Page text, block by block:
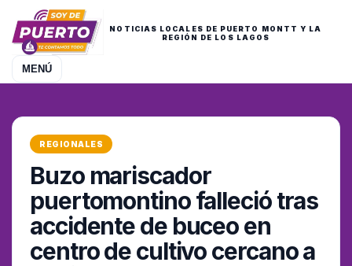
NOTICIAS LOCALES DE PUERTO MONTT Y LA
REGIÓN DE LOS LAGOS
MENÚ
REGIONALES
Buzo mariscador
puertomontino falleció tras
accidente de buceo en
centro de cultivo cercano a